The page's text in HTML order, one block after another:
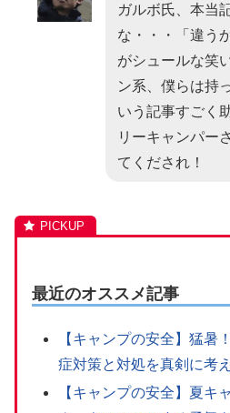
ガルボ氏、本当
な・・・「違う
がシュールな笑
ン系、僕らは持
いう記事すごく
リーキャンパー
てくだされ！
最近のオススメ記事
【キャンプの安全】猛暑
症対策と対処を真剣に考
【キャンプの安全】夏キ